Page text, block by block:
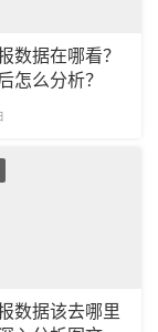
数据在哪看？
怎么分析？
数据该去哪里